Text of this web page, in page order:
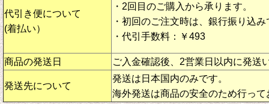
代引き便について
(着払い）
・2回目のご購入から承ります。
・初回のご注文時は、銀行振り込
・代引手数料：￥493
商品の発送日 ご入金確認後、2営業日以内に発送
発送先について
発送は日本国内のみです。
海外発送は商品の安全のため行って